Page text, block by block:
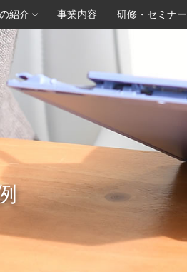
紹介 事業内容 研修・セミナー